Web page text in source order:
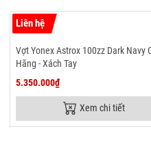
Liên hệ
Vợt Yonex Astrox 100zz Dark Navy Chíng
Hãng - Xách Tay
5.350.000₫
Xem chi tiết